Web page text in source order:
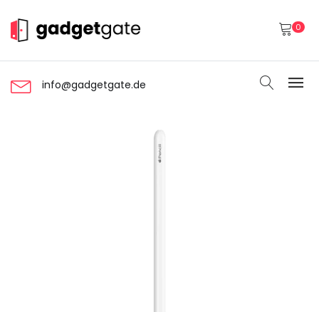
0
info@gadgetgate.de